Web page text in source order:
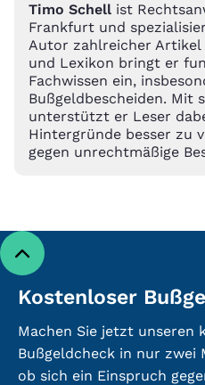
Timo Schell ist
Frankfurt und
Autor zahlreicher Artikel
und Lexikon bringt er
Fachwissen ein,
Bußgeldbescheiden. Mit
unterstützt er Leser
Hintergründe besser zu
gegen unrechtmäßige
Kostenloser
Machen Sie jetzt unseren
Bußgeldcheck in nur zwei
ob sich ein Einspruch